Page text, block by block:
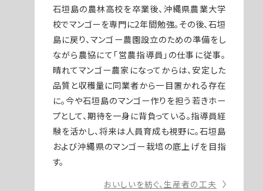
石垣島の農林高校を卒業後、沖縄県農業大学
校でマンゴーを専門に2年間勉強。その後、石垣
島に戻り、マンゴー農園設立のための準備をし
ながら農協にて「営農指導員」の仕事に従事。
晴れてマンゴー農家になってからは、安定した
品質と収穫量に同業者から一目置かれる存在
に。今や石垣島のマンゴー作りを担う若きホー
プとして、期待を一身に背負っている。指導員経
験を活かし、将来は人員育成も視野に。石垣島
および沖縄県のマンゴー栽培の底上げを目指
す。
おいしいを紡ぐ、生産者の工夫